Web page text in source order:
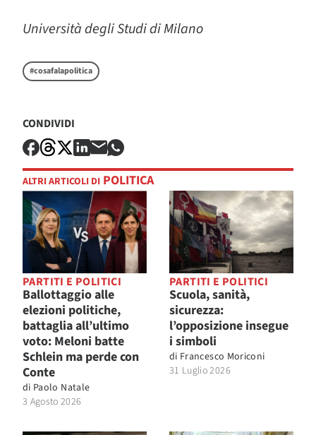
Università degli Studi di Milano
#cosafalapolitica
CONDIVIDI
ALTRI ARTICOLI DI POLITICA
PARTITI E POLITICI
Ballottaggio alle
elezioni politiche,
battaglia all’ultimo
voto: Meloni batte
Schlein ma perde con
Conte
di Paolo Natale
3 Agosto 2026
PARTITI E POLITICI
Scuola, sanità,
sicurezza:
l’opposizione insegue
i simboli
di Francesco Moriconi
31 Luglio 2026